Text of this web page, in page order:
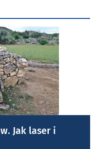
Jak laser i